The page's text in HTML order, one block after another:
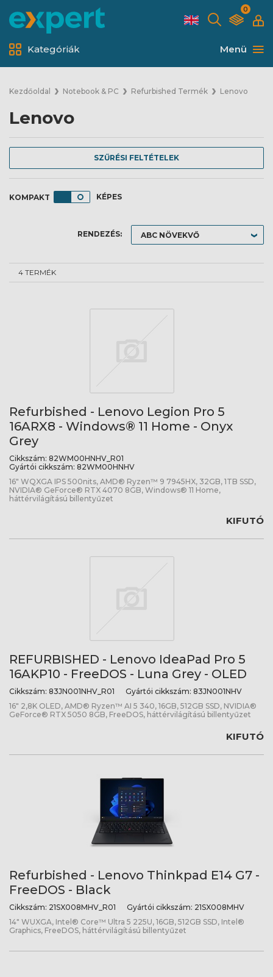
0
Menü
Kategóriák
Kezdőoldal Notebook & PC Refurbished Termék Lenovo
Lenovo
SZŰRÉSI FELTÉTELEK
KÉPES
RENDEZÉS:
4 TERMÉK
Refurbished - Lenovo Legion Pro 5
16ARX8 - Windows® 11 Home - Onyx
Grey
Cikkszám: 82WM00HNHV_R01
Gyártói cikkszám: 82WM00HNHV
16" WQXGA IPS 500nits, AMD® Ryzen™ 9 7945HX, 32GB, 1TB SSD,
NVIDIA® GeForce® RTX 4070 8GB, Windows® 11 Home,
háttérvilágítású billentyűzet
KIFUTÓ
REFURBISHED - Lenovo IdeaPad Pro 5
16AKP10 - FreeDOS - Luna Grey - OLED
Cikkszám: 83JN001NHV_R01 Gyártói cikkszám: 83JN001NHV
16" 2,8K OLED, AMD® Ryzen™ AI 5 340, 16GB, 512GB SSD, NVIDIA®
GeForce® RTX 5050 8GB, FreeDOS, háttérvilágítású billentyűzet
KIFUTÓ
Refurbished - Lenovo Thinkpad E14 G7 -
FreeDOS - Black
Cikkszám: 21SX008MHV_R01 Gyártói cikkszám: 21SX008MHV
14" WUXGA, Intel® Core™ Ultra 5 225U, 16GB, 512GB SSD, Intel®
Graphics, FreeDOS, háttérvilágítású billentyűzet